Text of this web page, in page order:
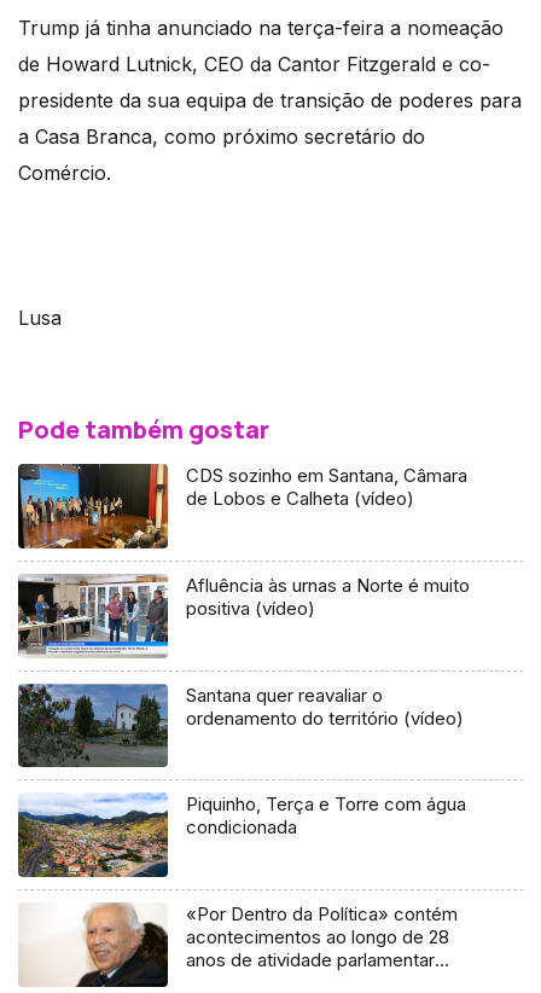
Trump já tinha anunciado na terça-feira a nomeação
de Howard Lutnick, CEO da Cantor Fitzgerald e co-
presidente da sua equipa de transição de poderes para
a Casa Branca, como próximo secretário do
Comércio.
Lusa
Pode também gostar
CDS sozinho em Santana, Câmara
de Lobos e Calheta (vídeo)
Afluência às urnas a Norte é muito
positiva (vídeo)
Santana quer reavaliar o
ordenamento do território (vídeo)
Piquinho, Terça e Torre com água
condicionada
«Por Dentro da Política» contém
acontecimentos ao longo de 28
anos de atividade parlamentar